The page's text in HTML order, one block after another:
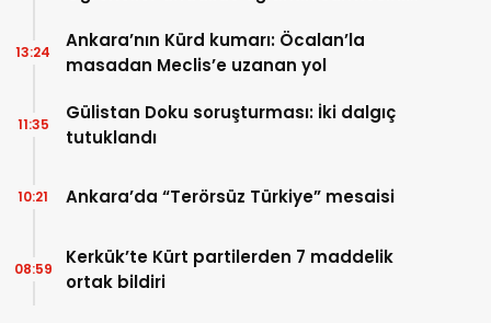
Ankara’nın Kürd kumarı: Öcalan’la
masadan Meclis’e uzanan yol
13:24
Gülistan Doku soruşturması: İki dalgıç
tutuklandı
11:35
Ankara’da “Terörsüz Türkiye” mesaisi
10:21
Kerkük’te Kürt partilerden 7 maddelik
ortak bildiri
08:59